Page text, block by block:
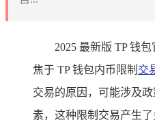
2025 最新版 TP 钱
焦于 TP 钱包内币限制 交
交易的原因，可能涉及
素，这种限制交易产生